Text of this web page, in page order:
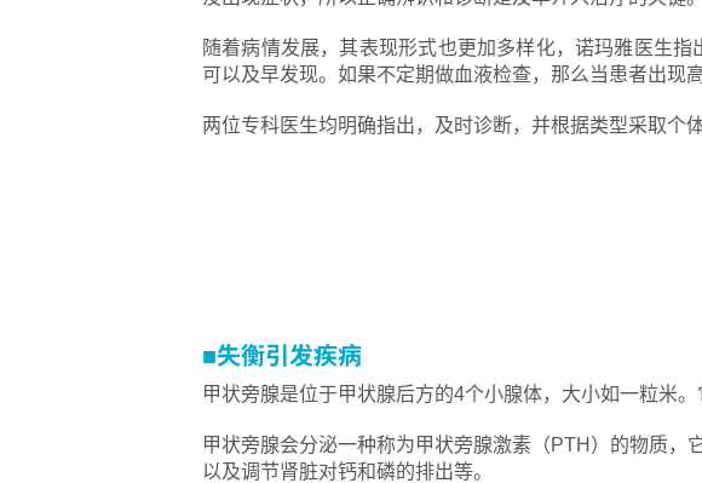
随着病情发展，其表现形式也更加多样化，诺玛雅医生
可以及早发现。如果不定期做血液检查，那么当患者出现
两位专科医生均明确指出，及时诊断，并根据类型采取个
■失衡引发疾病
甲状旁腺是位于甲状腺后方的4个小腺体，大小如一粒米
甲状旁腺会分泌一种称为甲状旁腺激素（PTH）的物质，
以及调节肾脏对钙和磷的排出等。